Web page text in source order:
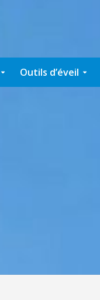
Outils d’éveil